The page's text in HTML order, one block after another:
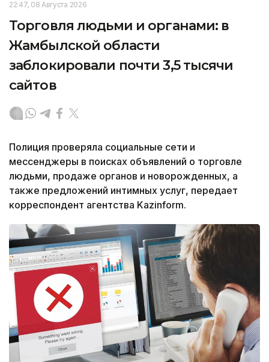
22:47, 08 Августа 2026
Торговля людьми и органами: в
Жамбылской области
заблокировали почти 3,5 тысячи
сайтов
Полиция проверяла социальные сети и
мессенджеры в поисках объявлений о торговле
людьми, продаже органов и новорожденных, а
также предложений интимных услуг, передает
корреспондент агентства Kazinform.